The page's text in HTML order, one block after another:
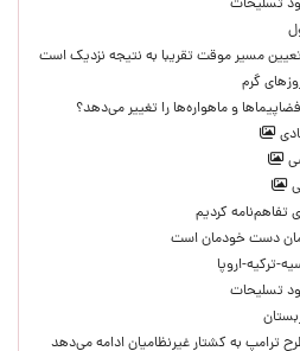
تسلیحات
مسیر موقت تقریبا به نتیجه نزدیک است
گرم
و ماهواره‌ها را تغییر می‌دهد؟
تفاهم‌نامه کردیم
دست خودمان است
ترکیه-اروپا
تسلیحات
ترامپ به کشتار غیرنظامیان ادامه می‌دهد